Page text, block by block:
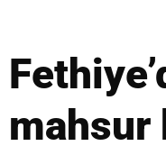
mahsur